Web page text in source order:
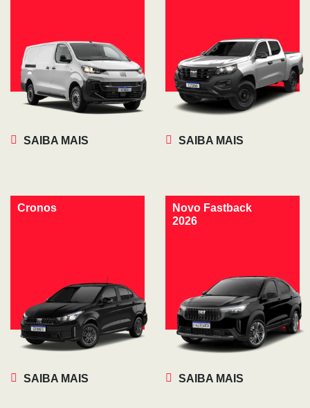
SAIBA MAIS SAIBA MAIS
Cronos
SAIBA MAIS
Novo Fastback
2026
SAIBA MAIS